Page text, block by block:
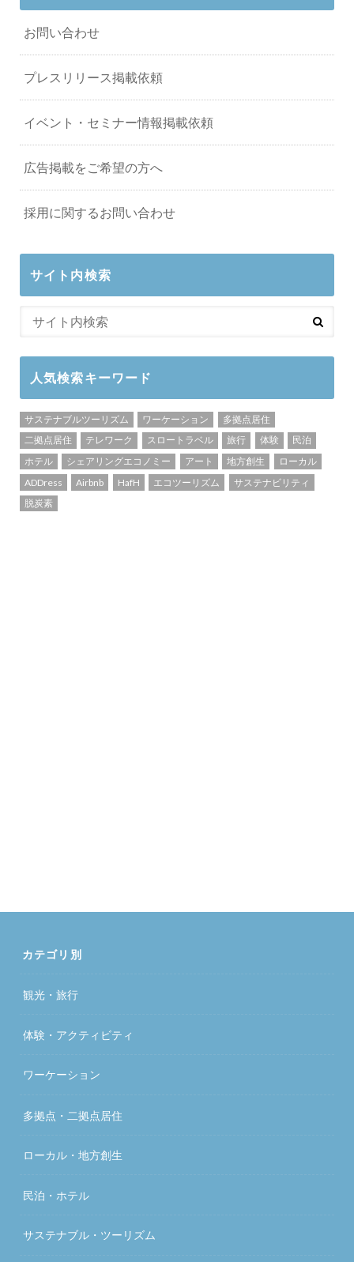
お問い合わせ
プレスリリース掲載依頼
イベント・セミナー情報掲載依頼
広告掲載をご希望の方へ
採用に関するお問い合わせ
サイト内検索
人気検索キーワード
サステナブルツーリズム ワーケーション
多拠点居住
二拠点居住
テレワーク スロートラベル 旅行 体験
民泊
ホテル
シェアリングエコノミー アート 地方創生
ローカル
ADDress
Airbnb HafH エコツーリズム
サステナビリティ
脱炭素
カテゴリ別
観光・旅行
体験・アクティビティ
ワーケーション
多拠点・二拠点居住
ローカル・地方創生
民泊・ホテル
サステナブル・ツーリズム